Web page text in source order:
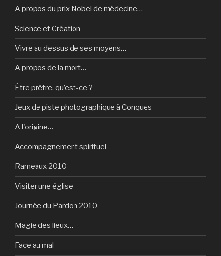
A propos du prix Nobel de médecine…
Science et Création
Vivre au dessus de ses moyens…
A propos de la mort…
Être prêtre, qu’est-ce ?
Jeux de piste photographique à Conques
A l'origine…
Accompagnement spirituel
Rameaux 2010
Visiter une église
Journée du Pardon 2010
Magie des lieux…
Face au mal